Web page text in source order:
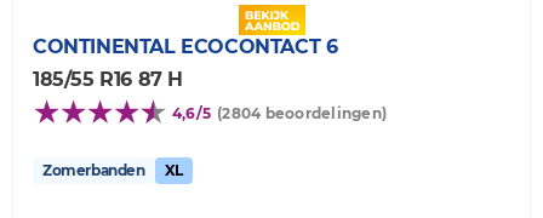
CONTINENTAL ECOCONTACT 6
185/55 R16 87 H
4,6/5 (2804 beoordelingen)
Zomerbanden XL